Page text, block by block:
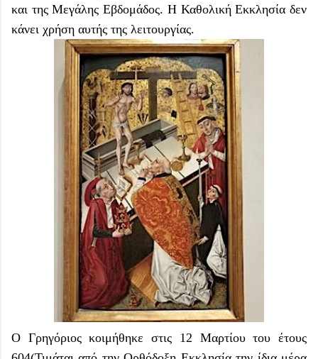
και της Μεγάλης Εβδομάδος. Η Καθολική Εκκλησία δεν
κάνει χρήση αυτής της λειτουργίας.
Ο Γρηγόριος κοιμήθηκε στις 12 Μαρτίου του έτους